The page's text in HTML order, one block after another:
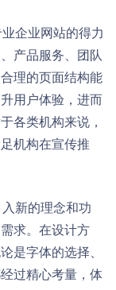
企业网站的得力
产品服务、团队
理的页面结构能
用户体验，进而
各类机构来说，
机构在宣传推
新的理念和功
求。在设计方
是字体的选择、
过精心考量，体